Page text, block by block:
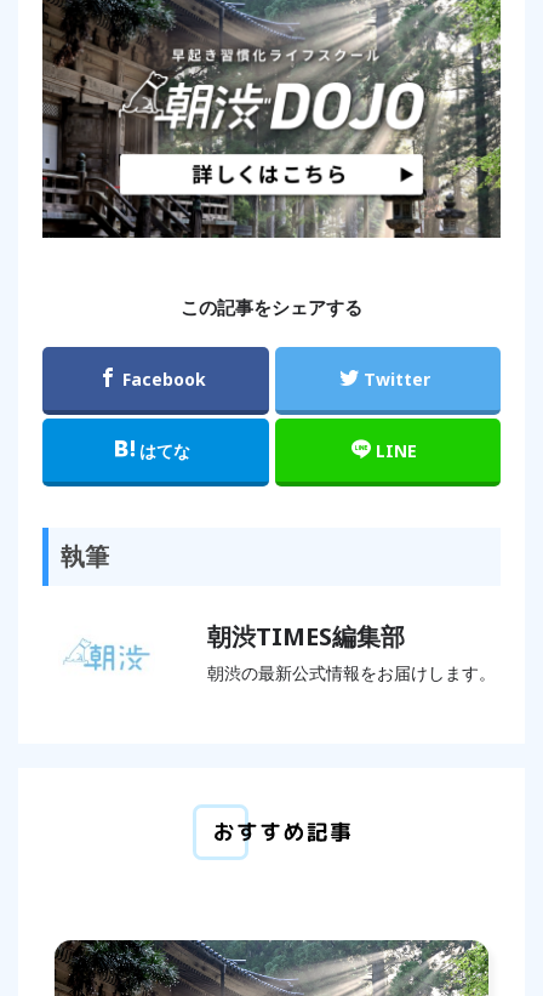
この記事をシェアする
Facebook Twitter
はてな LINE
執筆
朝渋TIMES編集部
朝渋の最新公式情報をお届けします。